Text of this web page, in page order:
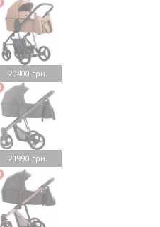
20400 грн.
21990 грн.